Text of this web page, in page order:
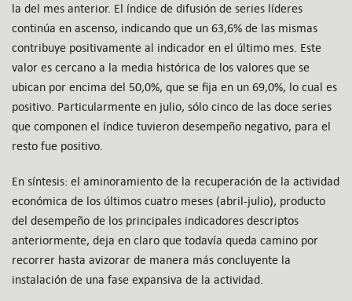
la del mes anterior. El índice de difusión de series líderes
continúa en ascenso, indicando que un 63,6% de las mismas
contribuye positivamente al indicador en el último mes. Este
valor es cercano a la media histórica de los valores que se
ubican por encima del 50,0%, que se fija en un 69,0%, lo cual es
positivo. Particularmente en julio, sólo cinco de las doce series
que componen el índice tuvieron desempeño negativo, para el
resto fue positivo.
En síntesis: el aminoramiento de la recuperación de la actividad
económica de los últimos cuatro meses (abril-julio), producto
del desempeño de los principales indicadores descriptos
anteriormente, deja en claro que todavía queda camino por
recorrer hasta avizorar de manera más concluyente la
instalación de una fase expansiva de la actividad.